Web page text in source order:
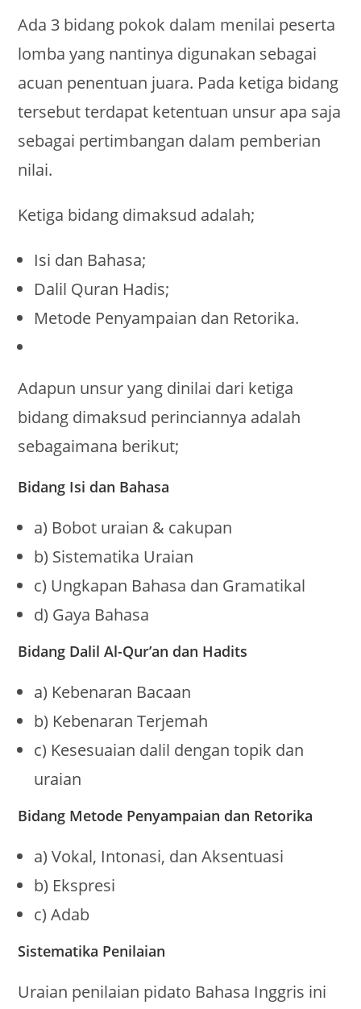
Ada 3 bidang pokok dalam menilai peserta
lomba yang nantinya digunakan sebagai
acuan penentuan juara. Pada ketiga bidang
tersebut terdapat ketentuan unsur apa saja
sebagai pertimbangan dalam pemberian
nilai.
Ketiga bidang dimaksud adalah;
Isi dan Bahasa;
Dalil Quran Hadis;
Metode Penyampaian dan Retorika.
Adapun unsur yang dinilai dari ketiga
bidang dimaksud perinciannya adalah
sebagaimana berikut;
Bidang Isi dan Bahasa
a) Bobot uraian & cakupan
b) Sistematika Uraian
c) Ungkapan Bahasa dan Gramatikal
d) Gaya Bahasa
Bidang Dalil Al-Qur’an dan Hadits
a) Kebenaran Bacaan
b) Kebenaran Terjemah
c) Kesesuaian dalil dengan topik dan
uraian
Bidang Metode Penyampaian dan Retorika
a) Vokal, Intonasi, dan Aksentuasi
b) Ekspresi
c) Adab
Sistematika Penilaian
Uraian penilaian pidato Bahasa Inggris ini